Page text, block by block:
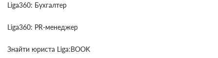
Liga360: Бухгалтер
Liga360: PR-менеджер
Знайти юриста Liga:BOOK